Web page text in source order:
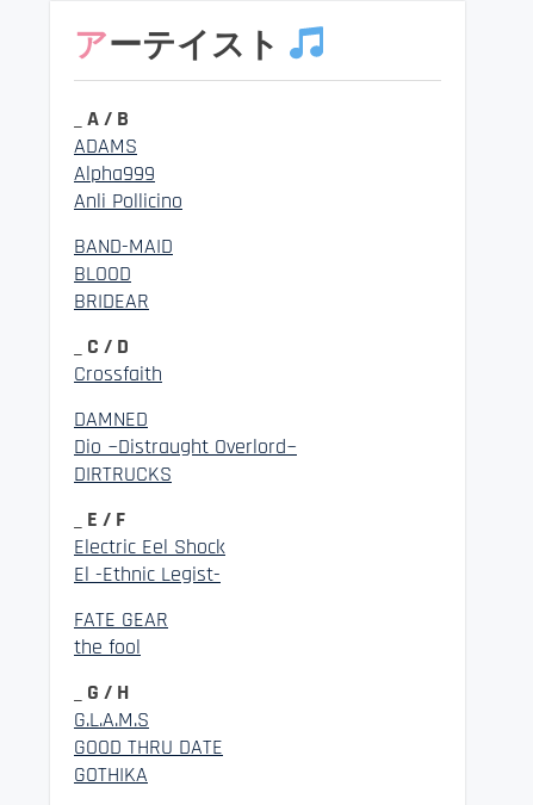
アーテイスト
_ A / B
ADAMS
Alpha999
Anli Pollicino
BAND-MAID
BLOOD
BRIDEAR
_ C / D
Crossfaith
DAMNED
Dio ~Distraught Overlord~
DIRTRUCKS
_ E / F
Electric Eel Shock
El -Ethnic Legist-
FATE GEAR
the fool
_ G / H
G.L.A.M.S
GOOD THRU DATE
GOTHIKA